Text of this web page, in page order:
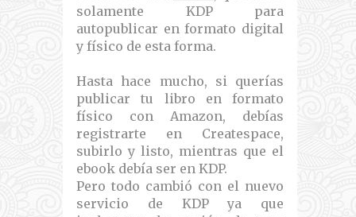
solamente KDP para
autopublicar en formato digital
y físico de esta forma.
Hasta hace mucho, si querías
publicar tu libro en formato
físico con Amazon, debías
registrarte en Createspace,
subirlo y listo, mientras que el
ebook debía ser en KDP.
Pero todo cambió con el nuevo
servicio de KDP ya que